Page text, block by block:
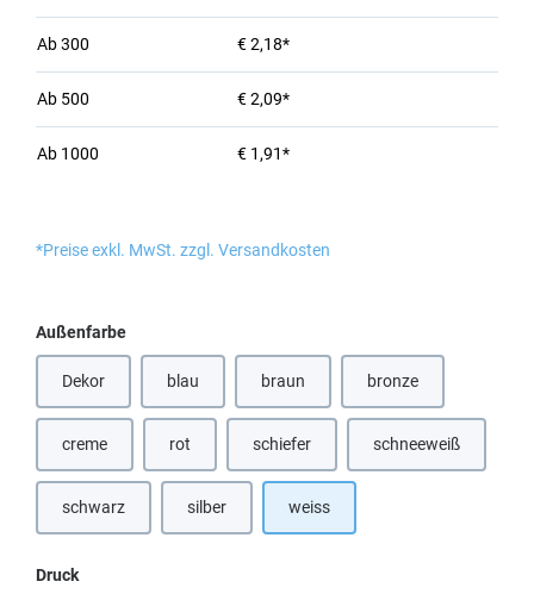
Ab300 € 2,18*
Ab 500 € 2,09*
Ab 1000 € 1,91*
*Preise exkl. MwSt. zzgl. Versandkosten
Außenfarbeauswählen
Dekor(Diese Option ist zurzeit nicht verfügbar.)
blau braun(Diese Option ist zurzeit nicht
bronze(Diese Option ist
creme rot(Diese Option ist zurzeit nicht verfügbar.)
schiefer(Diese Option ist zurzeit nicht
schneeweiß(Diese Option ist
schwarz(Diese Option ist zurzeit nicht verfügbar.)
silber(Diese Option ist zurzeit nicht verfügbar.)
weiss
Druckauswählen